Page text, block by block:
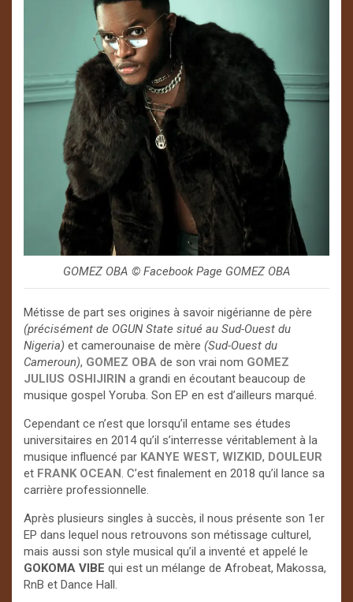
GOMEZ OBA © Facebook Page GOMEZ OBA
Métisse de part ses origines à savoir nigérianne de père
(précisément de OGUN State situé au Sud-Ouest du
Nigeria) et camerounaise de mère (Sud-Ouest du
Cameroun), GOMEZ OBA de son vrai nom GOMEZ
JULIUS OSHIJIRIN a grandi en écoutant beaucoup de
musique gospel Yoruba. Son EP en est d’ailleurs marqué.
Cependant ce n’est que lorsqu’il entame ses études
universitaires en 2014 qu’il s’interresse véritablement à la
musique influencé par KANYE WEST, WIZKID, DOULEUR
et FRANK OCEAN. C’est finalement en 2018 qu’il lance sa
carrière professionnelle.
Après plusieurs singles à succès, il nous présente son 1er
EP dans lequel nous retrouvons son métissage culturel,
mais aussi son style musical qu’il a inventé et appelé le
GOKOMA VIBE qui est un mélange de Afrobeat, Makossa,
RnB et Dance Hall.